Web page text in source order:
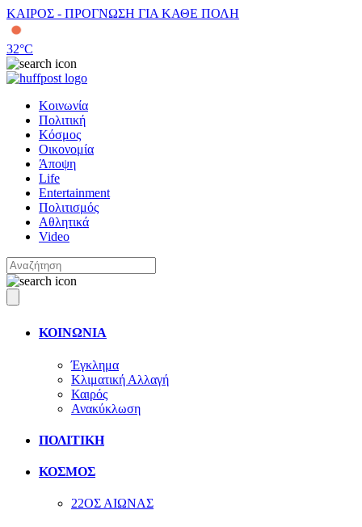
ΚΑΙΡΟΣ - ΠΡΟΓΝΩΣΗ ΓΙΑ ΚΑΘΕ ΠΟΛΗ
32°C
Κοινωνία
Πολιτική
Κόσμος
Οικονομία
Άποψη
Life
Entertainment
Πολιτισμός
Αθλητικά
Video
ΚΟΙΝΩΝΙΑ
Έγκλημα
Κλιματική Αλλαγή
Καιρός
Ανακύκλωση
ΠΟΛΙΤΙΚΗ
ΚΟΣΜΟΣ
22ΟΣ ΑΙΩΝΑΣ